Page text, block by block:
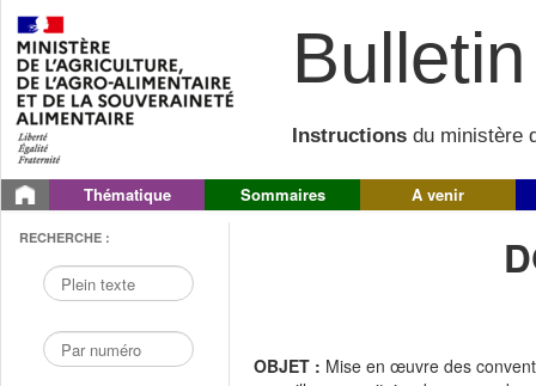
Instructions du ministère
Thématique Sommaires A venir
RECHERCHE :
OBJET : Mise en œuvre des